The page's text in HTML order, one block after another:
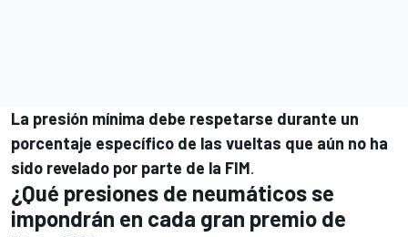
La presión mínima debe respetarse durante un
porcentaje específico de las vueltas que aún no ha
sido revelado por parte de la FIM.
¿Qué presiones de neumáticos se
impondrán en cada gran premio de